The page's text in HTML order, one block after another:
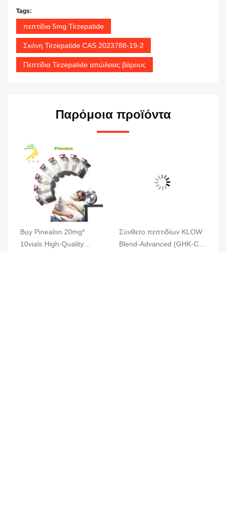
Tags:
πεπτίδια 5mg Tirzepatide
Σκόνη Tirzepatide CAS 2023788-19-2
Πεπτίδια Tirzepatide απώλειας βάρους
Παρόμοια προϊόντα
Buy Pinealon 20mg*
10vials High-Quality
Σύνθετο πεπτιδίων KLOW
Blend-Advanced (GHK-Cu